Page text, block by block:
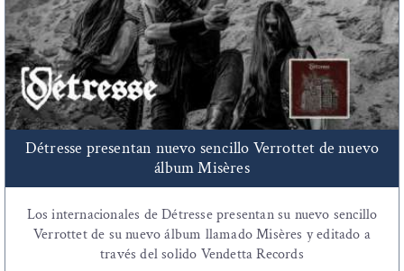
Détresse presentan nuevo sencillo Verrottet de nuevo
álbum Misères
Los internacionales de Détresse presentan su nuevo sencillo
Verrottet de su nuevo álbum llamado Misères y editado a
través del solido Vendetta Records